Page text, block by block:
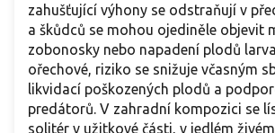
zahušťující výhony se odstraňují v
a škůdců se mohou ojediněle objevit
zobonosky nebo napadení plodů
ořechové, riziko se snižuje včasným
likvidací poškozených plodů a
predátorů. V zahradní kompozici se
solitér v užitkové části, v jedlém